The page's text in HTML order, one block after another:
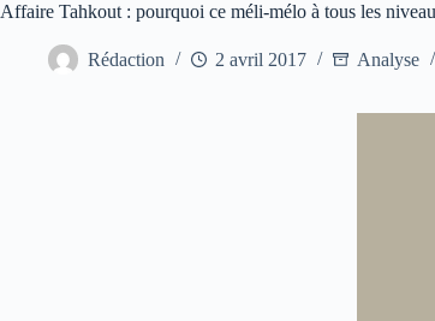
Affaire Tahkout : pourquoi ce méli-mélo à tous les
Rédaction 2 avril 2017 Analyse